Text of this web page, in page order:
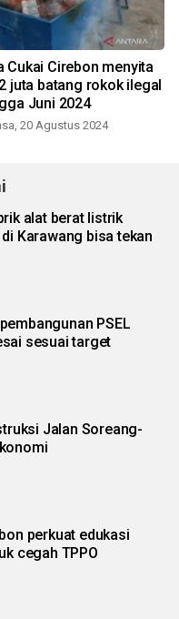
Cukai Cirebon menyita
juta batang rokok ilegal
Juni 2024
20 Agustus 2024
alat berat listrik
Karawang bisa tekan
PSEL
sesuai target
perkuat edukasi
cegah TPPO